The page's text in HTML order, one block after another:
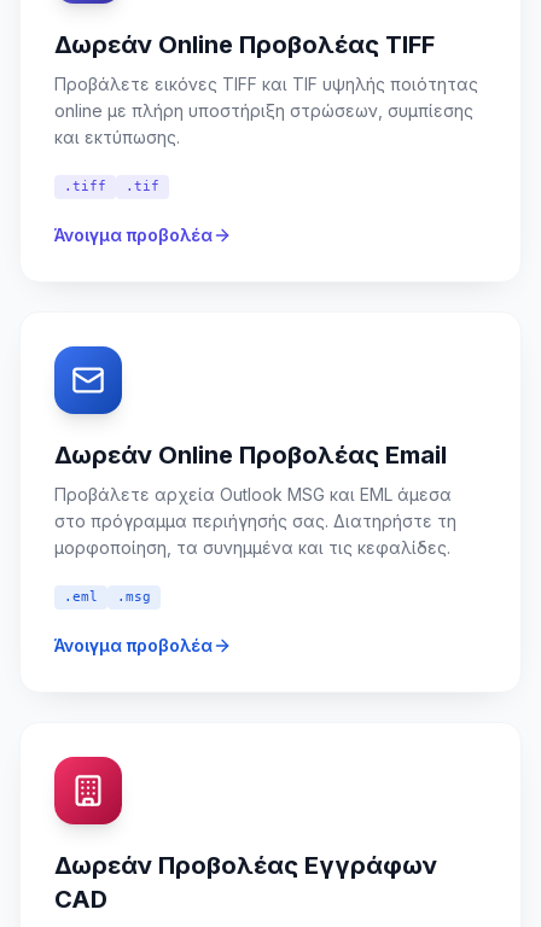
Δωρεάν Online Προβολέας TIFF
Προβάλετε εικόνες TIFF και TIF υψηλής ποιότητας
online με πλήρη υποστήριξη στρώσεων, συμπίεσης
και εκτύπωσης.
.tiff .tif
Άνοιγμα προβολέα
Δωρεάν Online Προβολέας Email
Προβάλετε αρχεία Outlook MSG και EML άμεσα
στο πρόγραμμα περιήγησής σας. Διατηρήστε τη
μορφοποίηση, τα συνημμένα και τις κεφαλίδες.
.eml .msg
Άνοιγμα προβολέα
Δωρεάν Προβολέας Εγγράφων
CAD